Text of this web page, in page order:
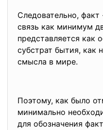
Следовательно, факт
связь как минимум
представляется как
субстрат бытия, как
смысла в мире.
Поэтому, как было
минимально
для обозначения